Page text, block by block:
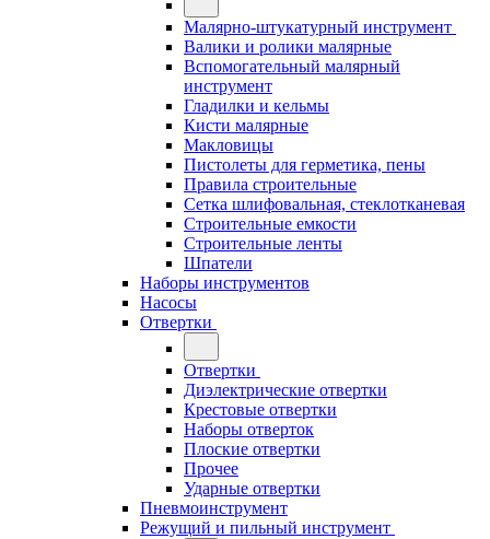
Малярно-штукатурный инструмент
Валики и ролики малярные
Вспомогательный малярный
инструмент
Гладилки и кельмы
Кисти малярные
Макловицы
Пистолеты для герметика, пены
Правила строительные
Сетка шлифовальная, стеклотканевая
Строительные емкости
Строительные ленты
Шпатели
Наборы инструментов
Насосы
Отвертки
Отвертки
Диэлектрические отвертки
Крестовые отвертки
Наборы отверток
Плоские отвертки
Прочее
Ударные отвертки
Пневмоинструмент
Режущий и пильный инструмент